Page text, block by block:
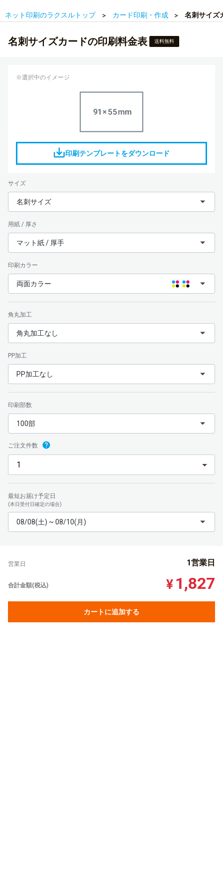
ネット印刷のラクスルトップ カード印刷・作成 名刺サイズ
名刺サイズカードの印刷料金表 送料無料
※選択中のイメージ
印刷テンプレートをダウンロード
サイズ
名刺サイズ
用紙 / 厚さ
マット紙 / 厚手
印刷カラー
両面カラー
角丸加工
角丸加工なし
PP加工
PP加工なし
印刷部数
100部
ご注文件数
最短お届け予定日
(本日受付日確定の場合)
08/08(土) ~ 08/10(月)
営業日 1営業日
合計金額(税込) ¥ 1,827
カートに追加する